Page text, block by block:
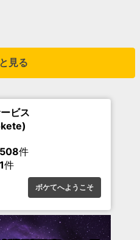
見る
ビス
件
件
ボケてへようこそ